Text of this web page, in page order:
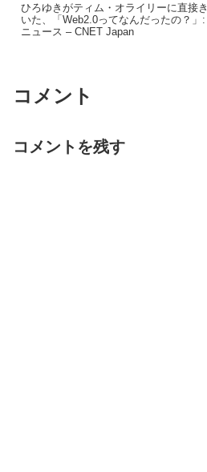
ひろゆきがティム・オライリーに直接き
いた、「Web2.0ってなんだったの？」:
ニュース – CNET Japan
コメント
コメントを残す